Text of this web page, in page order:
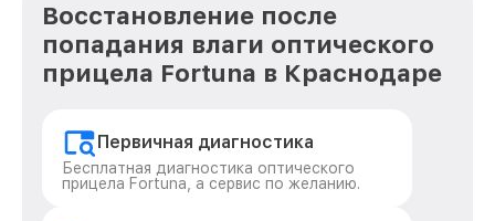
Восстановление после
попадания влаги оптического
прицела Fortuna в Краснодаре
Первичная диагностика
Бесплатная диагностика оптического
прицела Fortuna, а сервис по желанию.